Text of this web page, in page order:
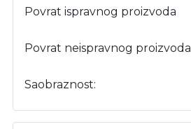
Povrat ispravnog proizvoda
Povrat neispravnog proizvoda
Saobraznost: